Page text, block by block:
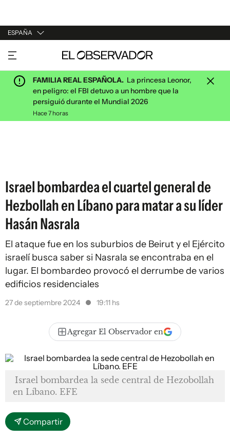
ESPAÑA
URUGUAY
ARGENTINA
ESPAÑA
ESTADOS UNIDOS
FAMILIA REAL ESPAÑOLA. La princesa Leonor,
en peligro: el FBI detuvo a un hombre que la
persiguió durante el Mundial 2026
Hace 7 horas
Israel bombardea el cuartel general de
Hezbollah en Líbano para matar a su líder
Hasán Nasrala
El ataque fue en los suburbios de Beirut y el Ejército
israelí busca saber si Nasrala se encontraba en el
lugar. El bombardeo provocó el derrumbe de varios
edificios residenciales
27 de septiembre 2024 19:11 hs
Agregar El Observador en
Israel bombardea la sede central de Hezobollah
en Líbano. EFE
Compartir